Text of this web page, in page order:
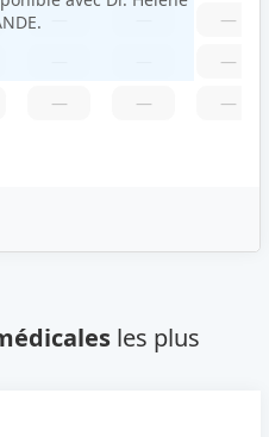
—
—
—
—
—
les plus